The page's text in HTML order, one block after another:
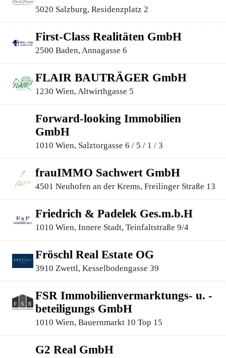
5020 Salzburg, Residenzplatz 2
First-Class Realitäten GmbH
2500 Baden, Annagasse 6
FLAIR BAUTRÄGER GmbH
1230 Wien, Altwirthgasse 5
Forward-looking Immobilien
GmbH
1010 Wien, Salztorgasse 6 / 5 / 1 / 3
frauIMMO Sachwert GmbH
4501 Neuhofen an der Krems, Freilinger Straße 13
Friedrich & Padelek Ges.m.b.H
1010 Wien, Innere Stadt, Teinfaltstraße 9/4
Fröschl Real Estate OG
3910 Zwettl, Kesselbodengasse 39
FSR Immobilienvermarktungs- u. -
beteiligungs GmbH
1010 Wien, Bauernmarkt 10 Top 15
G2 Real GmbH